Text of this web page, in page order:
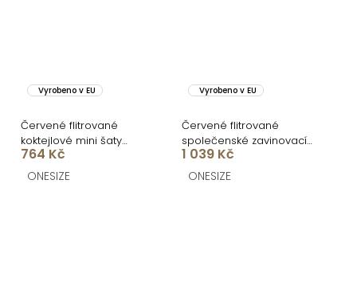
Vyrobeno v EU
Červené flitrované
koktejlové mini šaty
SOKIRA s dlouhým
rukávem
764 Kč
ONESIZE
Vyrobeno v EU
Červené flitrované
společenské zavinovací
mini šaty CURELON
1 039 Kč
ONESIZE